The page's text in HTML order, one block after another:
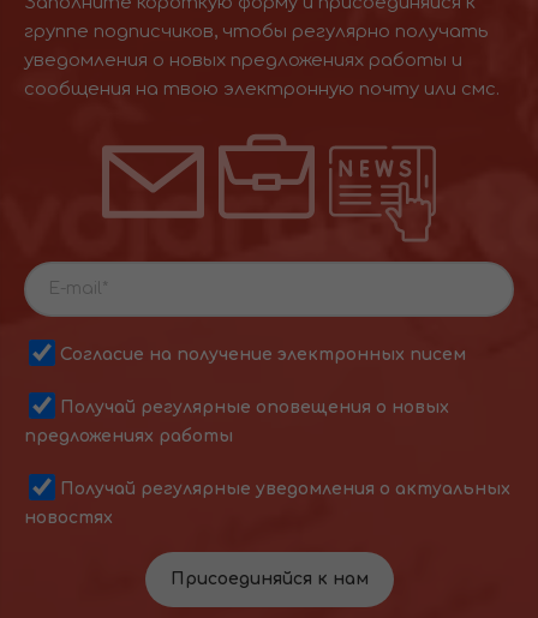
группе подписчиков, чтобы регулярно получать
уведомления о новых предложениях работы и
сообщения на твою электронную почту или смс.
Согласие на получение электронных писем
Получай регулярные оповещения о новых
предложениях работы
Получай регулярные уведомления о актуальных
новостях
Присоединяйся к нам